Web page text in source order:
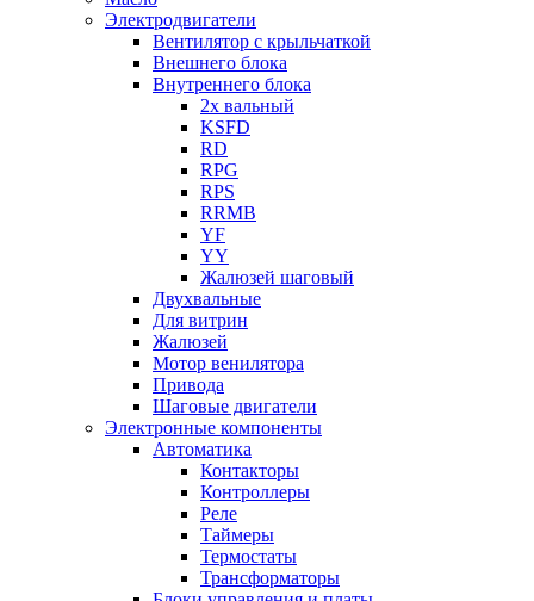
Электродвигатели
Вентилятор с крыльчаткой
Внешнего блока
Внутреннего блока
2х вальный
KSFD
RD
RPG
RPS
RRMB
YF
YY
Жалюзей шаговый
Двухвальные
Для витрин
Жалюзей
Мотор венилятора
Привода
Шаговые двигатели
Электронные компоненты
Автоматика
Контакторы
Контроллеры
Реле
Таймеры
Термостаты
Трансформаторы